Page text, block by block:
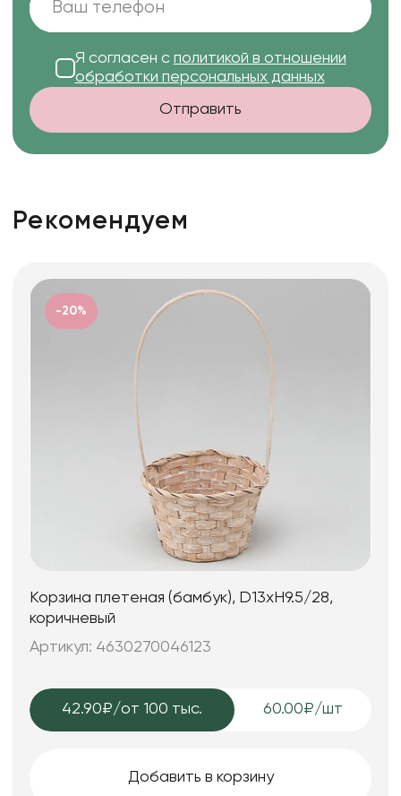
Я согласен с политикой в отношении
обработки персональных данных
Отправить
Рекомендуем
-20%
Корзина плетеная (бамбук), D13xH9.5/28,
коричневый
Артикул: 4630270046123
42.90₽/от 100 тыс. 60.00₽/шт
Добавить в корзину